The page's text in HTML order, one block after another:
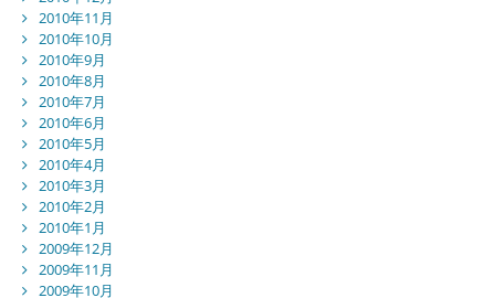
2010年11月
2010年10月
2010年9月
2010年8月
2010年7月
2010年6月
2010年5月
2010年4月
2010年3月
2010年2月
2010年1月
2009年12月
2009年11月
2009年10月